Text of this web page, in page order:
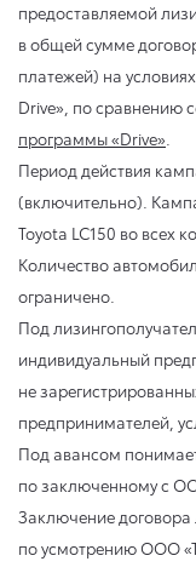
предоставляемой
в общей сумме
платежей) на
Drive», по сравнению
программы «Drive»
Период действия
(включительно).
Toyota LC150 во всех
Количество
ограничено.
Под
индивидуальный
не
предпринимателей,
Под авансом
по заключенному с
Заключение договора
по усмотрению ООО